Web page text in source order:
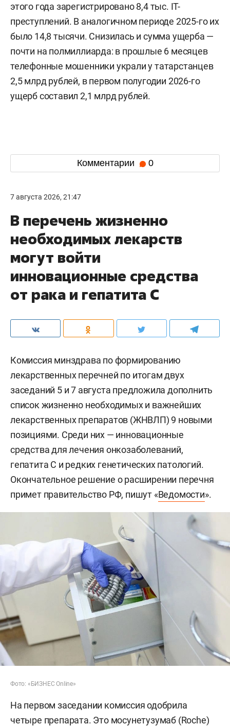
этого года зарегистрировано 8,4 тыс. IT-
преступлений. В аналогичном периоде 2025-го их
было 14,8 тысячи. Снизилась и сумма ущерба —
почти на полмиллиарда: в прошлые 6 месяцев
телефонные мошенники украли у татарстанцев
2,5 млрд рублей, в первом полугодии 2026-го
ущерб составил 2,1 млрд рублей.
Комментарии 0
7 августа 2026, 21:47
В перечень жизненно
необходимых лекарств
могут войти
инновационные средства
от рака и гепатита С
Комиссия минздрава по формированию
лекарственных перечней по итогам двух
заседаний 5 и 7 августа предложила дополнить
список жизненно необходимых и важнейших
лекарственных препаратов (ЖНВЛП) 9 новыми
позициями. Среди них — инновационные
средства для лечения онкозаболеваний,
гепатита С и редких генетических патологий.
Окончательное решение о расширении перечня
примет правительство РФ, пишут «Ведомости».
Фото: «БИЗНЕС Online»
На первом заседании комиссия одобрила
четыре препарата. Это мосунетузумаб (Roche)